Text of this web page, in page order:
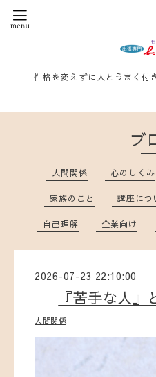
性格を変えずに人とうまく付
ブ
人間関係 心のしくみ
家族のこと 講座につ
自己理解 企業向け
2026-07-23 22:10:00
『苦手な人
人間関係